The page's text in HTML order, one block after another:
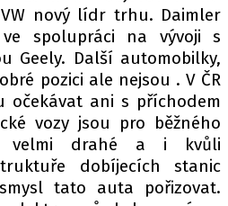
nový lídr trhu. Daimler
spolupráci na vývoji s
Geely. Další automobilky,
pozici ale nejsou . V ČR
očekávat ani s příchodem
vozy jsou pro běžného
velmi drahé a i kvůli
dobíjecích stanic
tato auta pořizovat.